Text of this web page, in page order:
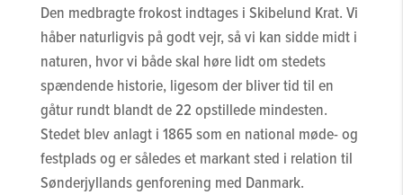
Den medbragte frokost indtages i Skibelund Krat. Vi
håber naturligvis på godt vejr, så vi kan sidde midt i
naturen, hvor vi både skal høre lidt om stedets
spændende historie, ligesom der bliver tid til en
gåtur rundt blandt de 22 opstillede mindesten.
Stedet blev anlagt i 1865 som en national møde- og
festplads og er således et markant sted i relation til
Sønderjyllands genforening med Danmark.